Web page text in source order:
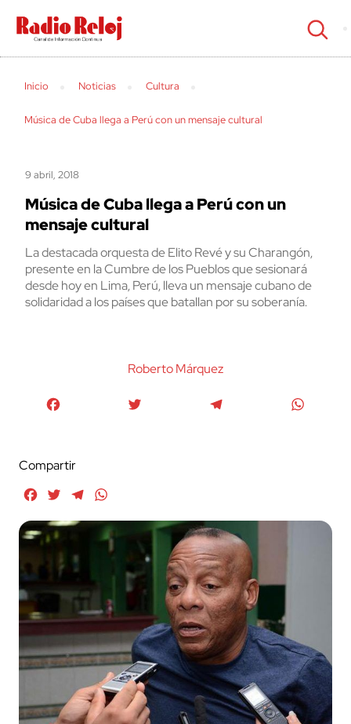
cerrar
Inicio Noticias Cultura
Música de Cuba llega a Perú con un mensaje cultural
9 abril, 2018
Música de Cuba llega a Perú con un
mensaje cultural
La destacada orquesta de Elito Revé y su Charangón,
presente en la Cumbre de los Pueblos que sesionará
desde hoy en Lima, Perú, lleva un mensaje cubano de
solidaridad a los países que batallan por su soberanía.
Roberto Márquez
Compartir
FacebookTwitterTelegram